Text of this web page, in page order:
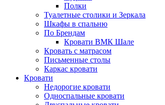
Полки
Туалетные столики и Зеркала
Шкафы в спальню
По Брендам
Кровати ВМК Шале
Кровать с матрасом
Письменные столы
Каркас кровати
Кровати
Недорогие кровати
Односпальные кровати